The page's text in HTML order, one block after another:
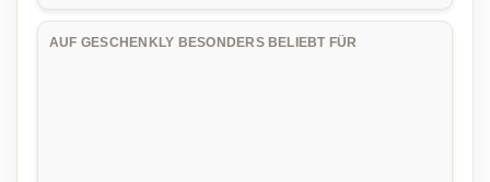
AUF GESCHENKLY BESONDERS BELIEBT FÜR